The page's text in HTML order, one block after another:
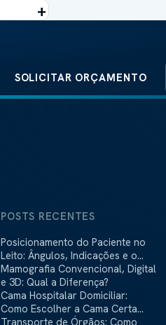
SOLICITAR ORÇAMENTO
POSTS RECENTES
Posicionamento do Paciente no
Leito: Ângulos, Indicações e o
Que a Evidência Mostra
Mamografia Convencional, Digital
e 3D: Qual a Diferença?
Cama Hospitalar Domiciliar:
Como Escolher a Cama Certa
para Home Care
Transporte de Órgãos: Como